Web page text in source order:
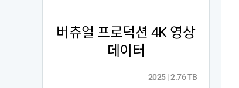
버츄얼 프로덕션 4K 영상
데이터
2025 | 2.76 TB